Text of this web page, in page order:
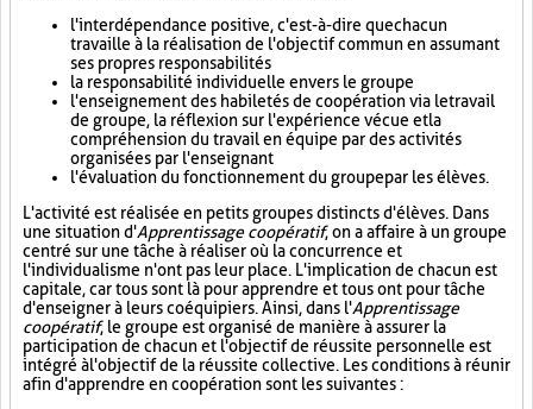
l'interdépendance positive, c'est-à-dire que chacun
travaille à la réalisation de l'objectif commun en assumant
ses propres responsabilités
la responsabilité individuelle envers le groupe
l'enseignement des habiletés de coopération via le travail
de groupe, la réflexion sur l'expérience vécue et la
compréhension du travail en équipe par des activités
organisées par l'enseignant
l'évaluation du fonctionnement du groupe par les élèves.
L'activité est réalisée en petits groupes distincts d'élèves. Dans
une situation d'Apprentissage coopératif, on a affaire à un groupe
centré sur une tâche à réaliser où la concurrence et
l'individualisme n'ont pas leur place. L'implication de chacun est
capitale, car tous sont là pour apprendre et tous ont pour tâche
d'enseigner à leurs coéquipiers. Ainsi, dans l'Apprentissage
coopératif, le groupe est organisé de manière à assurer la
participation de chacun et l'objectif de réussite personnelle est
intégré à l'objectif de la réussite collective. Les conditions à réunir
afin d'apprendre en coopération sont les suivantes :